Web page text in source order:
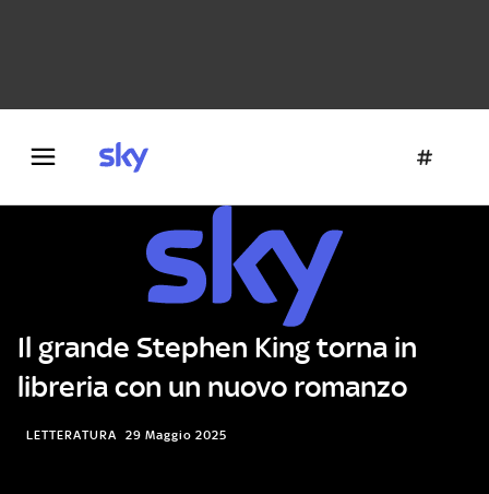
Il grande Stephen King torna in
libreria con un nuovo romanzo
LETTERATURA 29 Maggio 2025